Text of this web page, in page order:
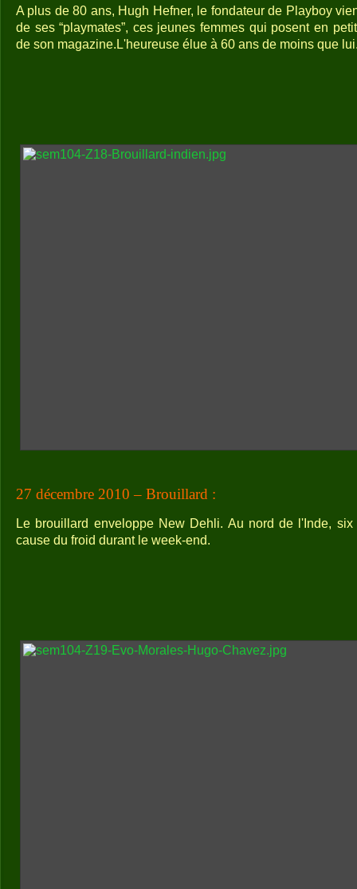
A plus de 80 ans, Hugh Hefner, le fondateur de Playboy
de ses “playmates”, ces jeunes femmes qui posent en
de son magazine.L'heureuse élue à 60 ans de moins que
27 décembre 2010 – Brouillard :
Le brouillard enveloppe New Dehli. Au nord de l'Inde,
cause du froid durant le week-end.